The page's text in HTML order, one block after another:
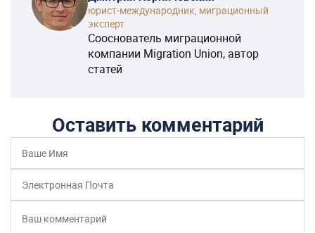
юрист-международник, миграционный
эксперт
Сооснователь миграционной
компании Migration Union, автор
статей
Оставить комментарий